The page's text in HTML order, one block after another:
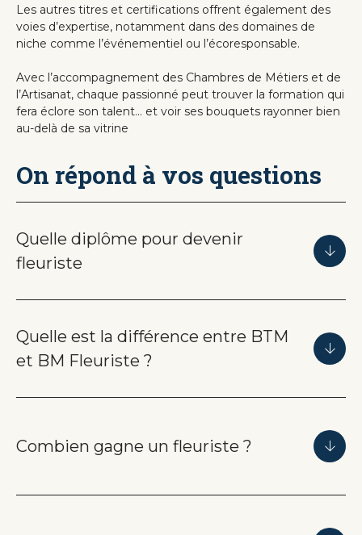
Les autres titres et certifications offrent également des
voies d’expertise, notamment dans des domaines de
niche comme l’événementiel ou l’écoresponsable.
Avec l’accompagnement des Chambres de Métiers et de
l’Artisanat, chaque passionné peut trouver la formation qui
fera éclore son talent… et voir ses bouquets rayonner bien
au-delà de sa vitrine
On répond à vos questions
Quelle diplôme pour devenir
fleuriste
Quelle est la différence entre BTM
et BM Fleuriste ?
Combien gagne un fleuriste ?